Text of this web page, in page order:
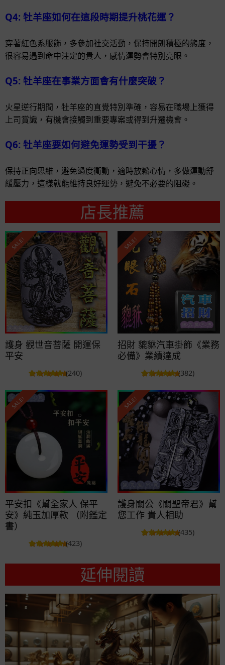
Q4: 牡羊座如何在這段時期提升桃花運？
穿著紅色系服飾，多參加社交活動，保持開朗積極的態度，
很容易遇到命中注定的貴人，感情運勢會特別亮眼。
Q5: 牡羊座在事業方面會有什麼突破？
火星逆行期間，牡羊座的直覺特別準確，容易在職場上獲得
上司賞識，有機會接觸到重要專案或得到升遷機會。
Q6: 牡羊座要如何避免運勢受到干擾？
保持正向思維，避免過度衝動，適時放鬆心情，多做運動舒
緩壓力，這樣就能維持良好運勢，避免不必要的阻礙。
店長推薦
SALE!
護身 觀世音菩薩 開運保
平安
(240)
SALE!
招財 貔貅汽車掛飾《業務
必備》業績達成
(382)
SALE!
平安扣《幫全家人 保平
安》純玉加厚款 （附鑑定
書）
(423)
SALE!
護身關公《關聖帝君》幫
您工作 貴人相助
(435)
延伸閱讀